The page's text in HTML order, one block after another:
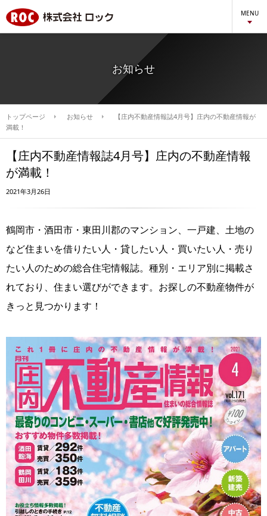
MENU
お知らせ
トップページ お知らせ
【庄内不動産情報誌4月号】庄内の不動産情報が
満載！
【庄内不動産情報誌4月号】庄内の不動産情報
が満載！
2021年3月26日
鶴岡市・酒田市・東田川郡のマンション、一戸建、土地の
など住まいを借りたい人・貸したい人・買いたい人・売り
たい人のための総合住宅情報誌。種別・エリア別に掲載さ
れており、住まい選びができます。お探しの不動産物件が
きっと見つかります！